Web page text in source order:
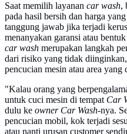
Saat memilih layanan car wash,
pada hasil bersih dan harga
tanggung jawab jika terjadi
menanyakan garansi atau
car wash merupakan langkah
dari risiko yang tidak
pencucian mesin atau area
"Kalau orang yang
untuk cuci mesin di tempat Car
dulu ke owner Car Wash-nya.
pencucian mobil, kok terjadi
atau nanti urusan customer